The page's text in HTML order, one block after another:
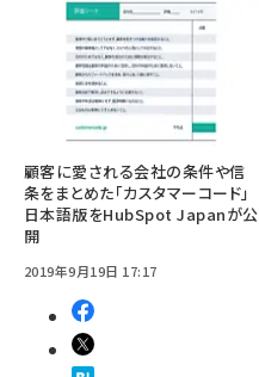
顧客に愛される会社の条件や信
条をまとめた「カスタマーコード」
日本語版をHubSpot Japanが公
開
2019年9月19日 17:17